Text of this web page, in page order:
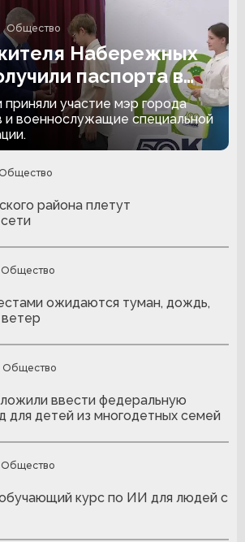
Общество
Набережных
паспорта в
приняли участие мэр города
и военнослужащие специальной
района плетут
Общество
ожидаются туман, дождь,
ветер
Общество
ввести федеральную
для детей из многодетных семей
Общество
курс по ИИ для людей с